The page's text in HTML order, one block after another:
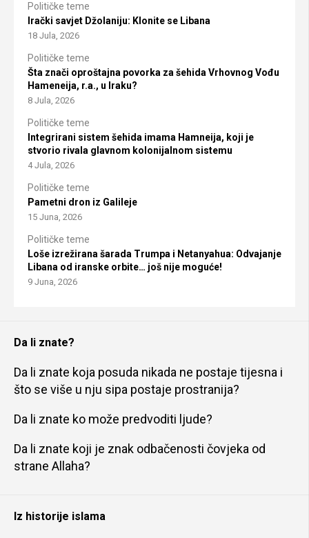
Političke teme
Irački savjet Džolaniju: Klonite se Libana
18 Jula, 2026
Političke teme
Šta znači oproštajna povorka za šehida Vrhovnog Vođu
Hameneija, r.a., u Iraku?
8 Jula, 2026
Političke teme
Integrirani sistem šehida imama Hamneija, koji je
stvorio rivala glavnom kolonijalnom sistemu
4 Jula, 2026
Političke teme
Pametni dron iz Galileje
15 Juna, 2026
Političke teme
Loše izrežirana šarada Trumpa i Netanyahua: Odvajanje
Libana od iranske orbite… još nije moguće!
9 Juna, 2026
Da li znate?
Da li znate koja posuda nikada ne postaje tijesna i
što se više u nju sipa postaje prostranija?
Da li znate ko može predvoditi ljude?
Da li znate koji je znak odbačenosti čovjeka od
strane Allaha?
Iz historije islama